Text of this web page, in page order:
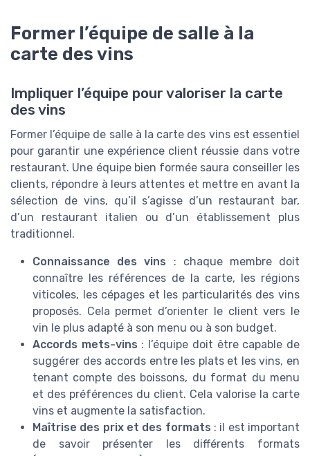
Former l’équipe de salle à la
carte des vins
Impliquer l’équipe pour valoriser la carte
des vins
Former l’équipe de salle à la carte des vins est essentiel
pour garantir une expérience client réussie dans votre
restaurant. Une équipe bien formée saura conseiller les
clients, répondre à leurs attentes et mettre en avant la
sélection de vins, qu’il s’agisse d’un restaurant bar,
d’un restaurant italien ou d’un établissement plus
traditionnel.
Connaissance des vins : chaque membre doit
connaître les références de la carte, les régions
viticoles, les cépages et les particularités des vins
proposés. Cela permet d’orienter le client vers le
vin le plus adapté à son menu ou à son budget.
Accords mets-vins : l’équipe doit être capable de
suggérer des accords entre les plats et les vins, en
tenant compte des boissons, du format du menu
et des préférences du client. Cela valorise la carte
vins et augmente la satisfaction.
Maîtrise des prix et des formats : il est important
de savoir présenter les différents formats